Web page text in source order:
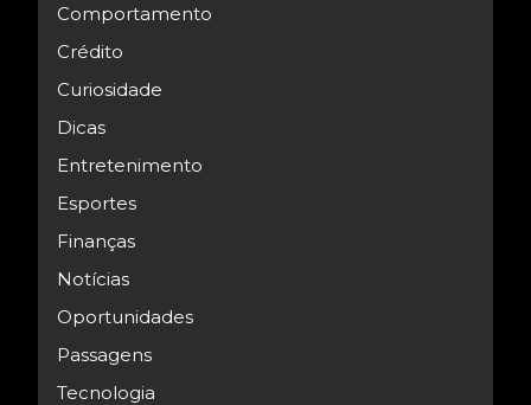
Comportamento
Crédito
Curiosidade
Dicas
Entretenimento
Esportes
Finanças
Notícias
Oportunidades
Passagens
Tecnologia